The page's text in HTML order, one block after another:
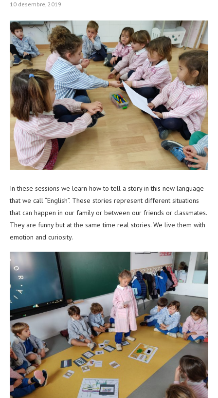
10 desembre, 2019
In these sessions we learn how to tell a story in this new language
that we call “English”. These stories represent different situations
that can happen in our family or between our friends or classmates.
They are funny but at the same time real stories. We live them with
emotion and curiosity.